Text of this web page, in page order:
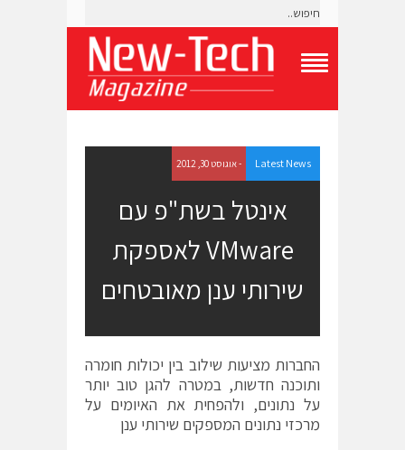
g
l
e
N
M
n
u
Latest News - אוגוסט 30, 2012
אינטל בשת"פ עם
VMware לאספקת
שירותי ענן מאובטחים
החברות מציעות שילוב בין יכולות חומרה
ותוכנה חדשות, במטרה להגן טוב יותר
על נתונים, ולהפחית את האיומים על
מרכזי נתונים המספקים שירותי ענן